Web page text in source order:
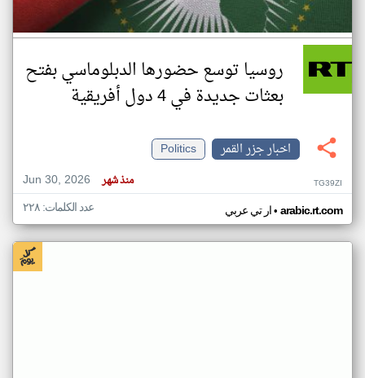
روسيا توسع حضورها الدبلوماسي بفتح
بعثات جديدة في 4 دول أفريقية
اخبار جزر القمر
Politics
Jun 30, 2026
منذ شهر TG39ZI
ار تي عربي• arabic.rt.com عدد الكلمات: ٢٢٨